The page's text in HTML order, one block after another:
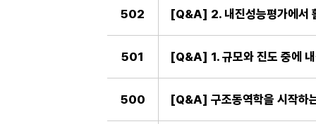
502 [Q&A] 2. 내진성능평가에서
501 [Q&A] 1. 규모와 진도 중에
500 [Q&A] 구조동역학을 시작하